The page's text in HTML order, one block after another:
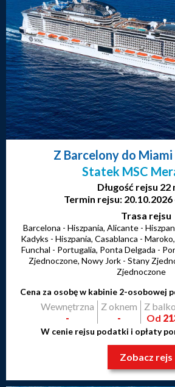
Z Barcelony do Miami
Statek MSC
Długość rejsu 22
Termin rejsu: 20.10.2026
Trasa rejsu
Barcelona - Hiszpania, Alicante -
Kadyks - Hiszpania, Casablanca -
Funchal - Portugalia, Ponta Delgada -
Zjednoczone, Nowy Jork - Stany
Zjednoczone
Cena za osobę w kabinie 2-osobowej
Wewnętrzna
-
Z oknem
-
Z
Od
W cenie rejsu podatki i opłaty
Zobacz rejs